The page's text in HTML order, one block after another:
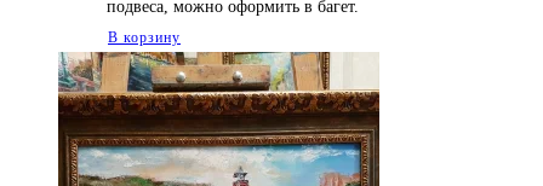
подвеса, можно оформить в багет.
В корзину